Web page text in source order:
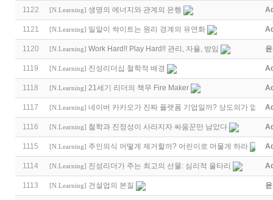
1122 [N.Learning] 생명의 에너지와 관계의 은행
1121 [N.Learning] 밀알이 싹이트는 원리 경계의 유연화
1120 [N.Learning] Work Hard!! Play Hard!! 관리, 자율, 방임
1119 [N.Learning] 진성리더십 철학적 배경
1118 [N.Learning] 21세기 리더의 책무 Fire Maker
1117 [N.Learning] 네이버 카카오가 진짜 플랫폼 기업일까? 상도의가 없는
1116 [N.Learning] 철학과 진정성이 사라지자 싸움꾼만 남았다
1115 [N.Learning] 주인의식 어떻게 제거할까? 어린이로 머물게 하라
1114 [N.Learning] 진성리더가 주는 최고의 선물: 심리적 울타리
1113 [N.Learning] 건설업의 본질